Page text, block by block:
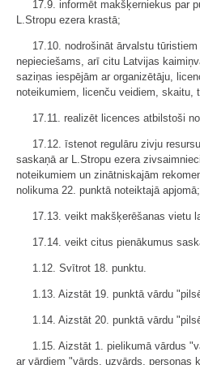
17.9. informēt makšķerniekus par
L.Stropu ezera krastā;
17.10. nodrošināt ārvalstu
nepieciešams, arī citu Latvijas
saziņas iespējām ar organizētāju,
noteikumiem, licenču veidiem, skaitu,
17.11. realizēt licences atbilstoši
17.12. īstenot regulāru zivju
saskaņā ar L.Stropu ezera
noteikumiem un zinātniskajām
nolikuma 22. punktā noteiktajā apjomā;
17.13. veikt makšķerēšanas vietu
17.14. veikt citus pienākumus
1.12. Svītrot 18. punktu.
1.13. Aizstāt 19. punktā vārdu
1.14. Aizstāt 20. punktā vārdu
1.15. Aizstāt 1. pielikumā vārdus
ar vārdiem "vārds, uzvārds, personas